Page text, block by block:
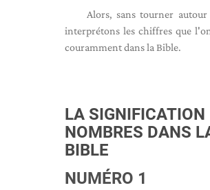
Alors, sans tourner
interprétons les chiffres que
couramment dans la Bible.
LA SIGNIFICATION
NOMBRES DANS
BIBLE
NUMÉRO 1